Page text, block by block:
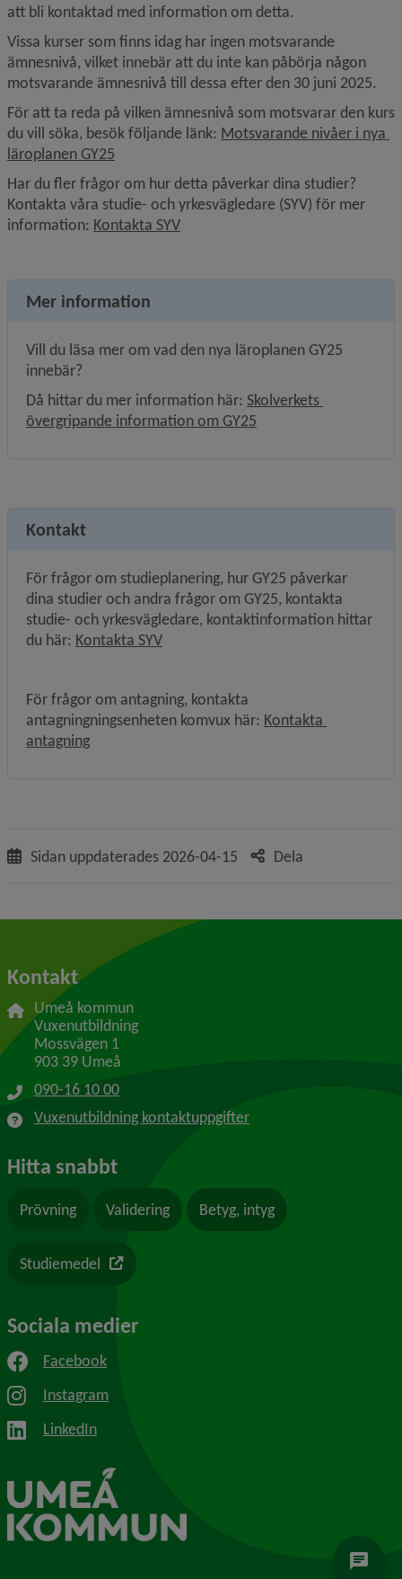
att bli kontaktad med information om detta.
Vissa kurser som finns idag har ingen motsvarande
ämnesnivå, vilket innebär att du inte kan påbörja någon
motsvarande ämnesnivå till dessa efter den 30 juni 2025.
För att ta reda på vilken ämnesnivå som motsvarar den kurs
du vill söka, besök följande länk: Motsvarande nivåer i nya
läroplanen GY25
Har du fler frågor om hur detta påverkar dina studier?
Kontakta våra studie- och yrkesvägledare (SYV) för mer
information: Kontakta SYV
Mer information
Vill du läsa mer om vad den nya läroplanen GY25
innebär?
Då hittar du mer information här: Skolverkets
övergripande information om GY25
Kontakt
För frågor om studieplanering, hur GY25 påverkar
dina studier och andra frågor om GY25, kontakta
studie- och yrkesvägledare, kontaktinformation hittar
du här: Kontakta SYV
För frågor om antagning, kontakta
antagningningsenheten komvux här: Kontakta
antagning
Sidan uppdaterades 2026-04-15 Dela
Kontakt
Umeå kommun
Vuxenutbildning
Mossvägen 1
903 39 Umeå
090-16 10 00
Vuxenutbildning kontaktuppgifter
Hitta snabbt
Prövning Validering Betyg, intyg
Studiemedel Länk till en annan webbplats
Sociala medier
Facebook
Instagram
LinkedIn
chat